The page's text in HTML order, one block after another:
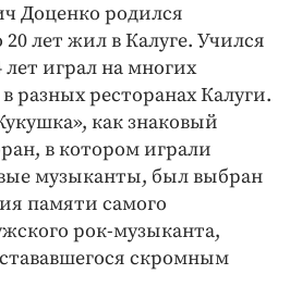
Доценко родился
лет жил в Калуге. Учился
играл на многих
разных рес­торанах Калуги.
как знаковый
в котором играли
музыканты, был выбран
памяти самого
рок-музыканта,
скромным